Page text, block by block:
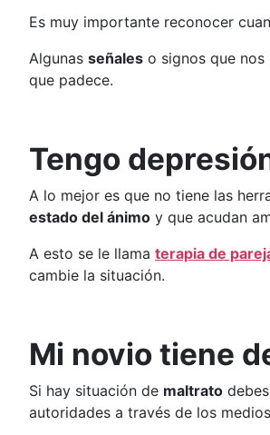
Es muy importante reconocer
Algunas señales o signos que
que padece.
Tengo
A lo mejor es que no tiene las
estado del ánimo y que acudan
A esto se le llama terapia de
cambie la situación.
Mi novio tiene
Si hay situación de maltrato
autoridades a través de los